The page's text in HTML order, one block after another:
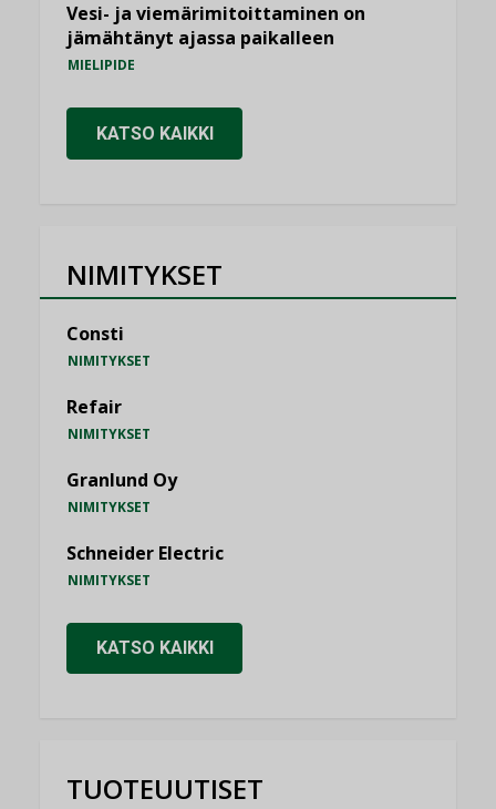
Vesi- ja viemärimitoittaminen on
jämähtänyt ajassa paikalleen
MIELIPIDE
KATSO KAIKKI
NIMITYKSET
Consti
NIMITYKSET
Refair
NIMITYKSET
Granlund Oy
NIMITYKSET
Schneider Electric
NIMITYKSET
KATSO KAIKKI
TUOTEUUTISET